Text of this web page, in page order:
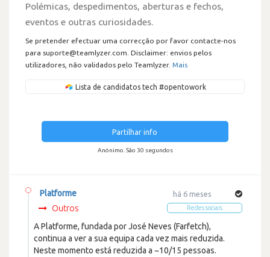
Polémicas, despedimentos, aberturas e fechos,
eventos e outras curiosidades.
Se pretender efectuar uma correcção por favor contacte-nos
para suporte@teamlyzer.com. Disclaimer: envios pelos
utilizadores, não validados pelo Teamlyzer. Mais
Lista de candidatos tech #opentowork
Partilhar info
Anónimo. São 30 segundos
há 6 meses
Redes sociais
Platforme
Outros
A Platforme, fundada por José Neves (Farfetch),
continua a ver a sua equipa cada vez mais reduzida.
Neste momento está reduzida a ~10/15 pessoas.